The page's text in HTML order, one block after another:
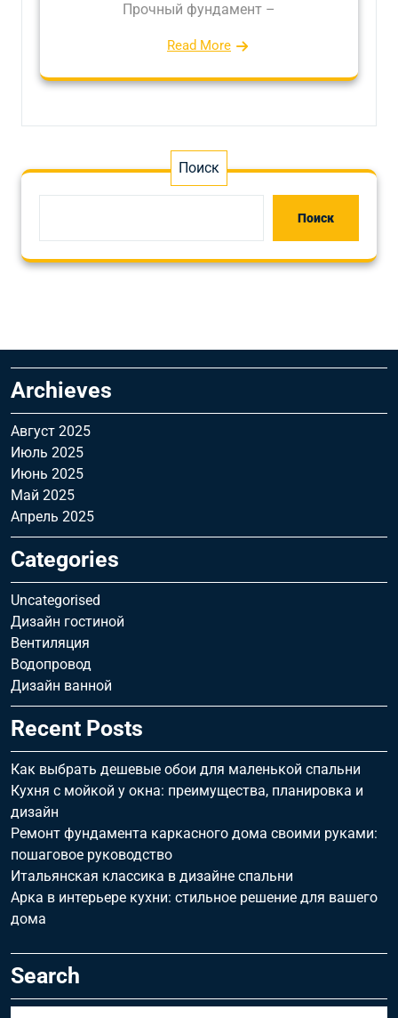
Прочный фундамент –
Read More
Поиск
Поиск
Archieves
Август 2025
Июль 2025
Июнь 2025
Май 2025
Апрель 2025
Categories
Uncategorised
Дизайн гостиной
Вентиляция
Водопровод
Дизайн ванной
Recent Posts
Как выбрать дешевые обои для маленькой спальни
Кухня с мойкой у окна: преимущества, планировка и
дизайн
Ремонт фундамента каркасного дома своими руками:
пошаговое руководство
Итальянская классика в дизайне спальни
Арка в интерьере кухни: стильное решение для вашего
дома
Search